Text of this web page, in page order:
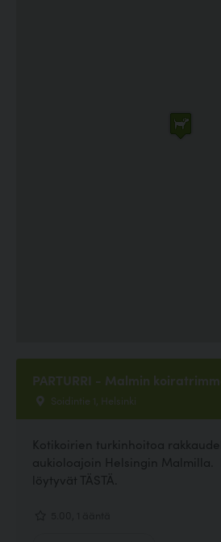
PARTURRI - Malmin
Soidintie 1, Helsinki
Kotikoirien turkinhoitoa
aukioloajoin Helsingin Malmilla.
löytyvät TÄSTÄ.